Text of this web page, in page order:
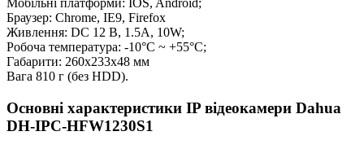
Мобільні платформи: IOS, Android;
Браузер: Chrome, IE9, Firefox
Живлення: DC 12 В, 1.5A, 10W;
Робоча температура: -10°C ~ +55°C;
Габарити: 260x233x48 мм
Вага 810 г (без HDD).
Основні характеристики IP відеокамери Dahua
DH-IPC-HFW1230S1